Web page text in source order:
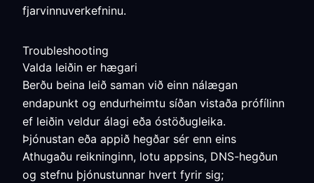
fjarvinnuverkefninu.
Troubleshooting
Valda leiðin er hægari
Berðu beina leið saman við einn nálægan
endapunkt og endurheimtu síðan vistaða prófílinn
ef leiðin veldur álagi eða óstöðugleika.
Þjónustan eða appið hegðar sér enn eins
Athugaðu reikninginn, lotu appsins, DNS-hegðun
og stefnu þjónustunnar hvert fyrir sig;